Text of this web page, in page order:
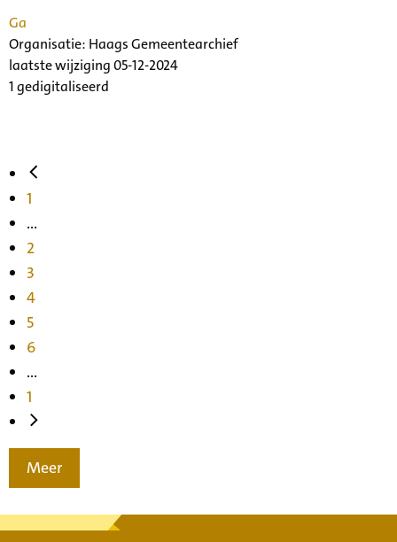
Ga
Organisatie: Haags Gemeentearchief
laatste wijziging 05-12-2024
1 gedigitaliseerd
1
...
2
3
4
5
6
...
1
Meer